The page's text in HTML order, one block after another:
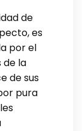
de
es
por el
de la
de sus
pura